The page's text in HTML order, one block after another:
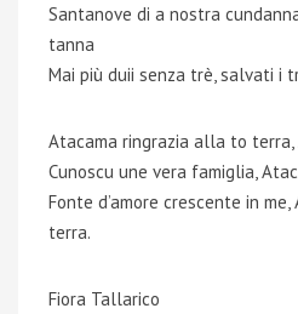
Santanove di a nostra
tanna
Mai più duii senza trè, salvati i
Atacama ringrazia alla to terra,
Cunoscu une vera famiglia,
Fonte d’amore crescente in
terra.
Fiora Tallarico